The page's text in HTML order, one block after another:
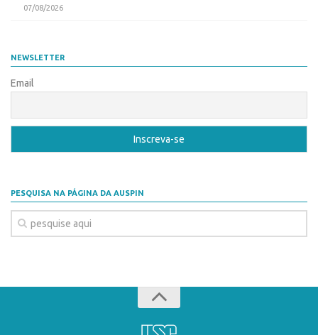
Transferência de Tecnologia
Editais de TT
PIPE/FAPESP
SPRINT
Conexão Inter-USP
07/08/2026
NEWSLETTER
Email
PESQUISA NA PÁGINA DA AUSPIN